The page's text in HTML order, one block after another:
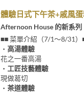
體驗日式下午茶+戚風
Afternoon House 的新系列
■■ 菜單介紹（7/1～8/31）
・ 高湯體驗
花之一番高湯
・ 工匠技藝體驗
現做葛切
・ 茶道體驗